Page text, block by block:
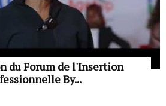
du Forum de l'Insertion
By...